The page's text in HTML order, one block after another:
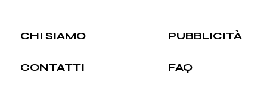
CHI SIAMO PUBBLICITÀ
CONTATTI FAQ